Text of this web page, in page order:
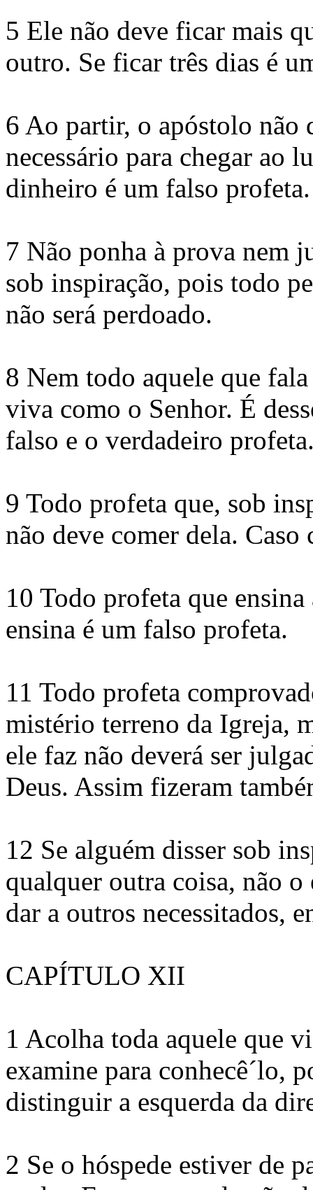
5 Ele não deve ficar mais
outro. Se ficar três dias é
6 Ao partir, o apóstolo não
necessário para chegar ao
dinheiro é um falso profeta.
7 Não ponha à prova nem
sob inspiração, pois todo
não será perdoado.
8 Nem todo aquele que
viva como o Senhor. É
falso e o verdadeiro
9 Todo profeta que, sob
não deve comer dela.
10 Todo profeta que
ensina é um falso profeta.
11 Todo profeta
mistério terreno da Igreja,
ele faz não deverá ser
Deus. Assim fizeram
12 Se alguém disser sob
qualquer outra coisa, não o
dar a outros necessitados,
CAPÍTULO XII
1 Acolha toda aquele que
examine para conhecê´lo,
distinguir a esquerda da
2 Se o hóspede estiver de